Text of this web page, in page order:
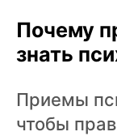
Почему
знать
Приемы
чтобы